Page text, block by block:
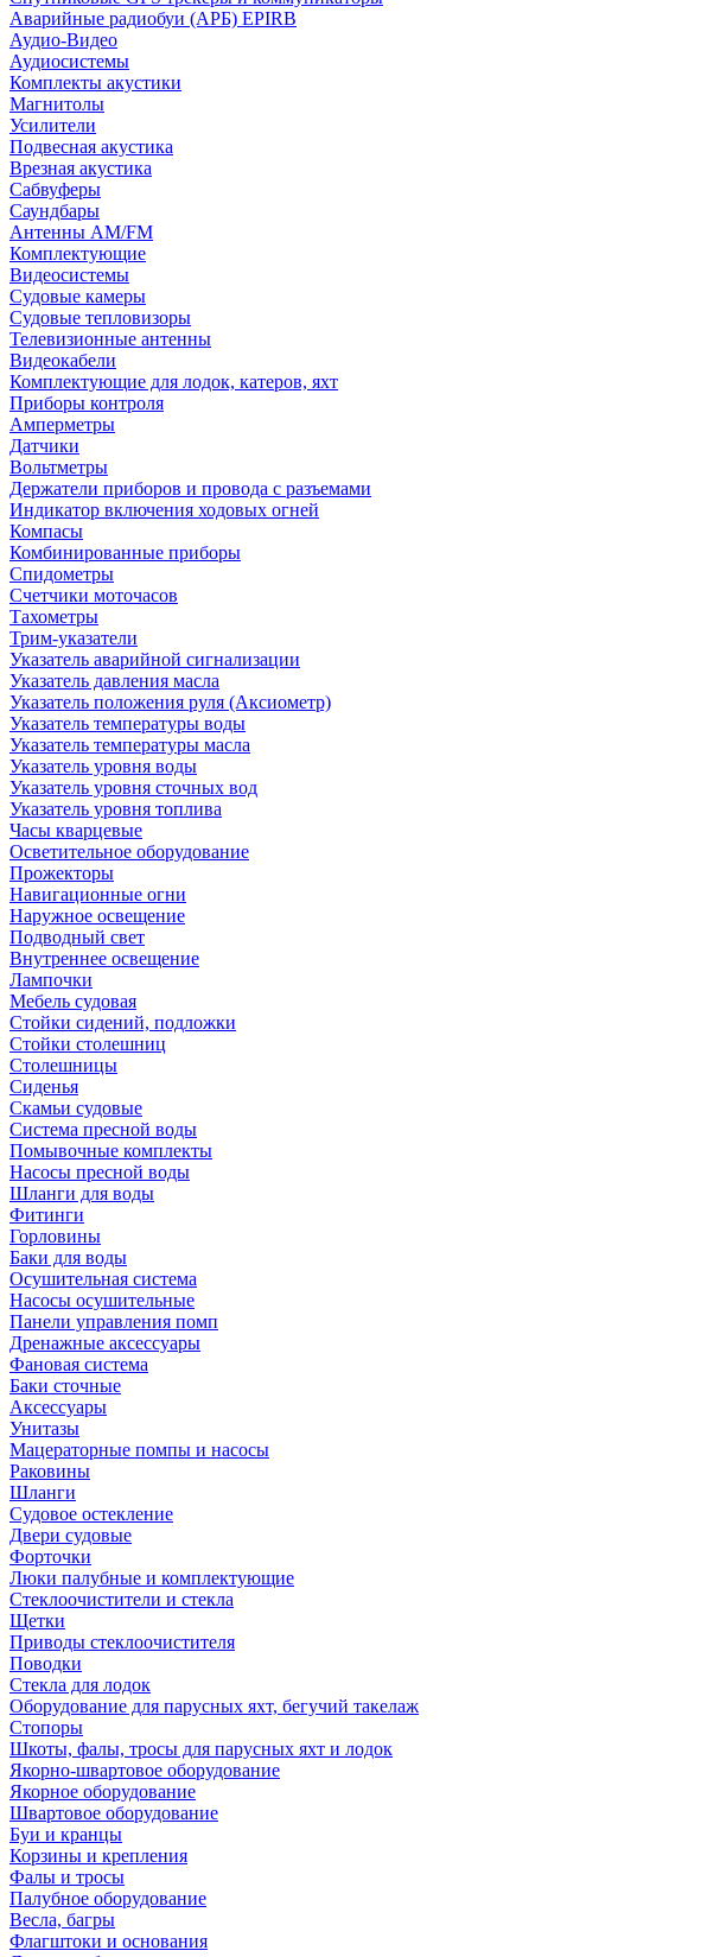
Аварийные радиобуи (АРБ) EPIRB
Аудио-Видео
Аудиосистемы
Комплекты акустики
Магнитолы
Усилители
Подвесная акустика
Врезная акустика
Сабвуферы
Саундбары
Антенны AM/FM
Комплектующие
Видеосистемы
Судовые камеры
Cудовые тепловизоры
Телевизионные антенны
Видеокабели
Комплектующие для лодок, катеров, яхт
Приборы контроля
Амперметры
Датчики
Вольтметры
Держатели приборов и провода с разъемами
Индикатор включения ходовых огней
Компасы
Комбинированные приборы
Спидометры
Счетчики моточасов
Тахометры
Трим-указатели
Указатель аварийной сигнализации
Указатель давления масла
Указатель положения руля (Аксиометр)
Указатель температуры воды
Указатель температуры масла
Указатель уровня воды
Указатель уровня сточных вод
Указатель уровня топлива
Часы кварцевые
Осветительное оборудование
Прожекторы
Навигационные огни
Наружное освещение
Подводный свет
Внутреннее освещение
Лампочки
Мебель судовая
Стойки сидений, подложки
Стойки столешниц
Столешницы
Сиденья
Скамьи судовые
Система пресной воды
Помывочные комплекты
Насосы пресной воды
Шланги для воды
Фитинги
Горловины
Баки для воды
Осушительная система
Насосы осушительные
Панели управления помп
Дренажные аксессуары
Фановая система
Баки сточные
Аксессуары
Унитазы
Мацераторные помпы и насосы
Раковины
Шланги
Судовое остекление
Двери судовые
Форточки
Люки палубные и комплектующие
Стеклоочистители и стекла
Щетки
Приводы стеклоочистителя
Поводки
Стекла для лодок
Оборудование для парусных яхт, бегучий такелаж
Стопоры
Шкоты, фалы, тросы для парусных яхт и лодок
Якорно-швартовое оборудование
Якорное оборудование
Швартовое оборудование
Буи и кранцы
Корзины и крепления
Фалы и тросы
Палубное оборудование
Весла, багры
Флагштоки и основания